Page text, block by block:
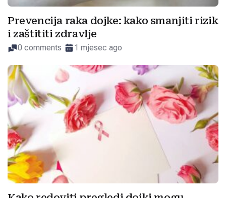
Prevencija raka dojke: kako smanjiti rizik
i zaštititi zdravlje
0 comments 1 mjesec ago